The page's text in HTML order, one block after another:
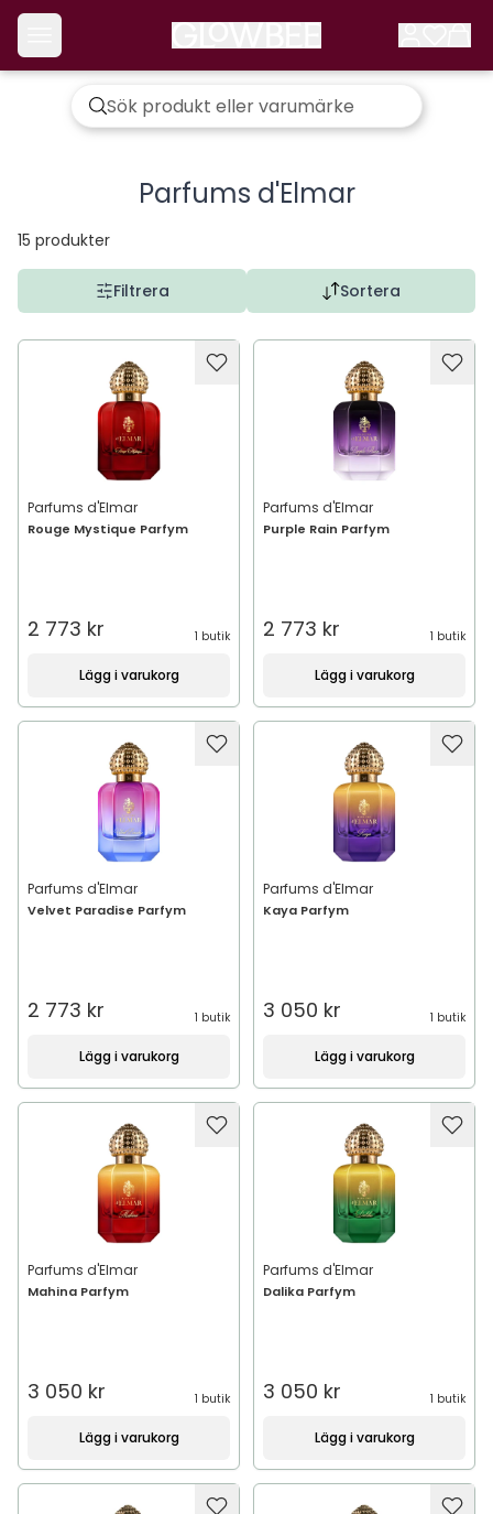
Parfums d'Elmar
15 produkter
Filtrera Sortera
Parfums d'Elmar
Rouge Mystique Parfym
2 773 kr 1 butik
Lägg i varukorg
Parfums d'Elmar
Purple Rain Parfym
2 773 kr 1 butik
Lägg i varukorg
Parfums d'Elmar
Velvet Paradise Parfym
2 773 kr 1 butik
Lägg i varukorg
Parfums d'Elmar
Kaya Parfym
3 050 kr 1 butik
Lägg i varukorg
Parfums d'Elmar
Mahina Parfym
3 050 kr 1 butik
Lägg i varukorg
Parfums d'Elmar
Dalika Parfym
3 050 kr 1 butik
Lägg i varukorg